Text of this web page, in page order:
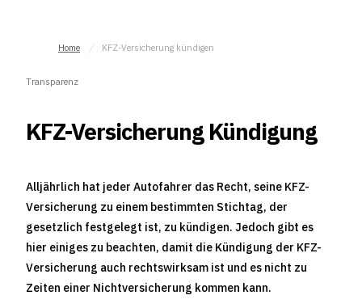
Home KFZ-Versicherung kündigen
Transparenz
KFZ-Versicherung Kündigung
Alljährlich hat jeder Autofahrer das Recht, seine KFZ-
Versicherung zu einem bestimmten Stichtag, der
gesetzlich festgelegt ist, zu kündigen. Jedoch gibt es
hier einiges zu beachten, damit die Kündigung der KFZ-
Versicherung auch rechtswirksam ist und es nicht zu
Zeiten einer Nichtversicherung kommen kann.